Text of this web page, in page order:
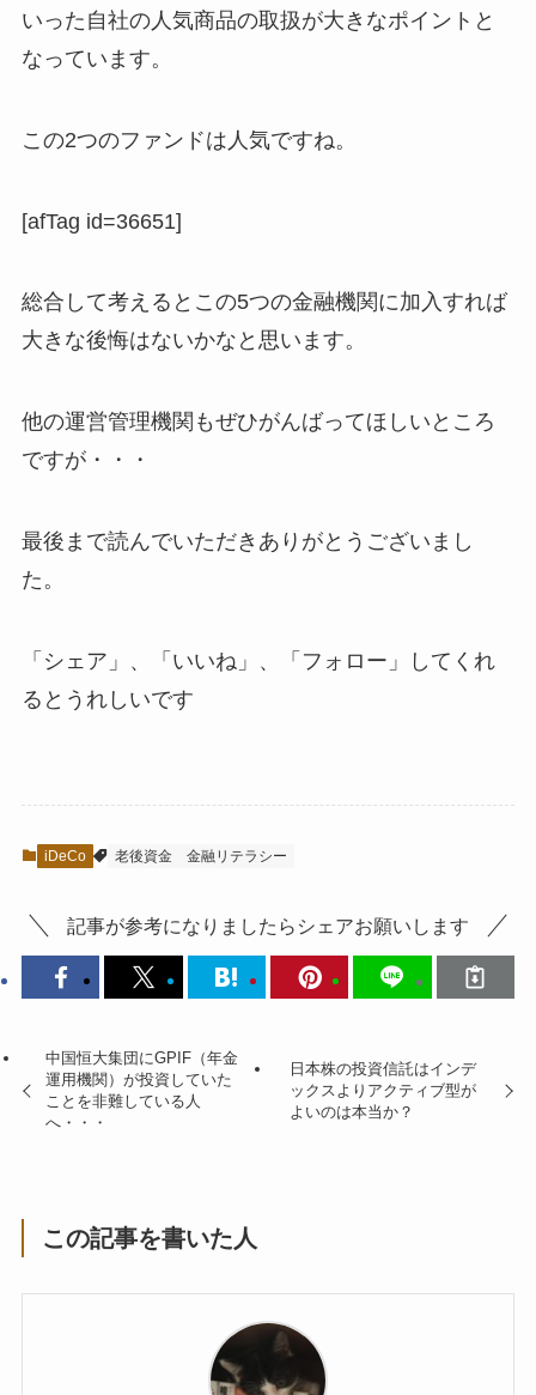
いった自社の人気商品の取扱が大きなポイントと
なっています。
この2つのファンドは人気ですね。
[afTag id=36651]
総合して考えるとこの5つの金融機関に加入すれば
大きな後悔はないかなと思います。
他の運営管理機関もぜひがんばってほしいところ
ですが・・・
最後まで読んでいただきありがとうございまし
た。
「シェア」、「いいね」、「フォロー」してくれ
るとうれしいです
iDeCo 老後資金 金融リテラシー
記事が参考になりましたらシェアお願いします
中国恒大集団にGPIF（年金
運用機関）が投資していた
ことを非難している人
へ・・・
日本株の投資信託はインデ
ックスよりアクティブ型が
よいのは本当か？
この記事を書いた人